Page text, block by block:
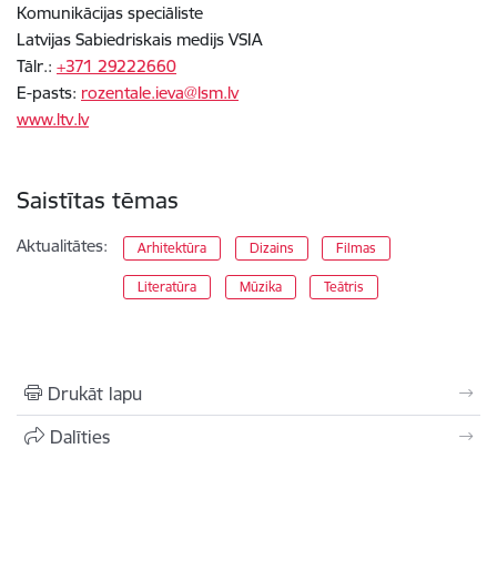
Komunikācijas speciāliste
Latvijas Sabiedriskais medijs VSIA
Tālr.: +371 29222660
E-pasts: rozentale.ieva@lsm.lv
www.ltv.lv
Saistītas tēmas
Aktualitātes: Arhitektūra Dizains Filmas
Literatūra Mūzika Teātris
Drukāt lapu
Dalīties